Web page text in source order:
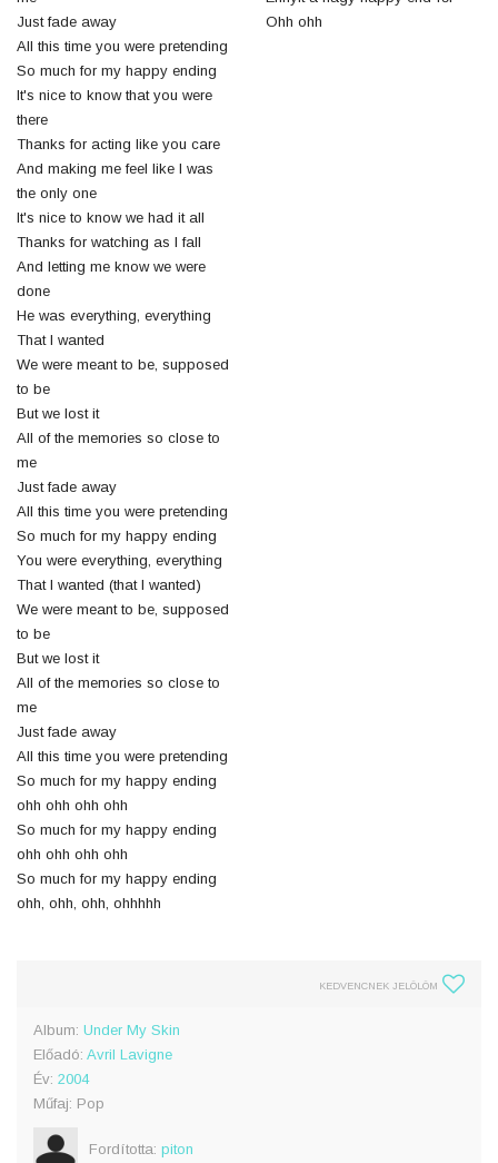
Just fade away
All this time you were pretending
So much for my happy ending
It's nice to know that you were
there
Thanks for acting like you care
And making me feel like I was
the only one
It's nice to know we had it all
Thanks for watching as I fall
And letting me know we were
done
He was everything, everything
That I wanted
We were meant to be, supposed
to be
But we lost it
All of the memories so close to
me
Just fade away
All this time you were pretending
So much for my happy ending
You were everything, everything
That I wanted (that I wanted)
We were meant to be, supposed
to be
But we lost it
All of the memories so close to
me
Just fade away
All this time you were pretending
So much for my happy ending
ohh ohh ohh ohh
So much for my happy ending
ohh ohh ohh ohh
So much for my happy ending
ohh, ohh, ohh, ohhhhh
Ohh ohh
KEDVENCNEK JELÖLÖM
Album: Under My Skin
Előadó: Avril Lavigne
Év: 2004
Műfaj: Pop
Fordította: piton